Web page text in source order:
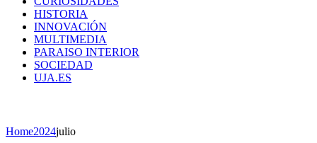
HISTORIA
INNOVACIÓN
MULTIMEDIA
PARAISO INTERIOR
SOCIEDAD
UJA.ES
Home2024julio